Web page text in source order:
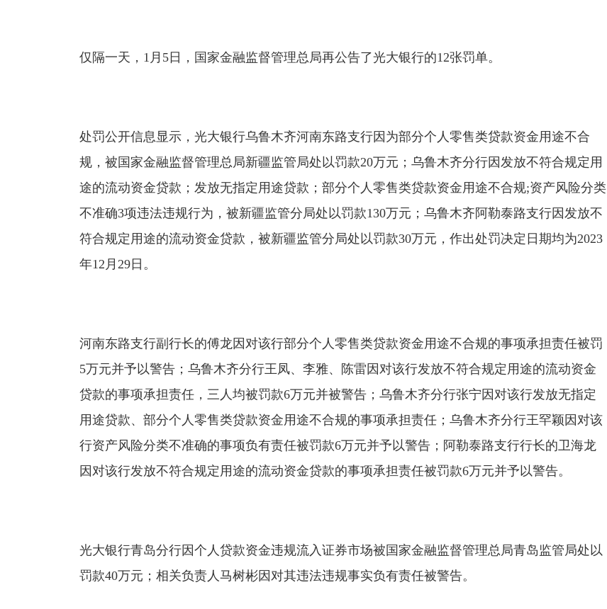
仅隔一天，1月5日，国家金融监督管理总局再公告了光大银行的12张罚单。
处罚公开信息显示，光大银行乌鲁木齐河南东路支行因为部分个人零售类贷款资金用途不合
规，被国家金融监督管理总局新疆监管局处以罚款20万元；乌鲁木齐分行因发放不符合规定用
途的流动资金贷款；发放无指定用途贷款；部分个人零售类贷款资金用途不合规;资产风险分类
不准确3项违法违规行为，被新疆监管分局处以罚款130万元；乌鲁木齐阿勒泰路支行因发放不
符合规定用途的流动资金贷款，被新疆监管分局处以罚款30万元，作出处罚决定日期均为2023
年12月29日。
河南东路支行副行长的傅龙因对该行部分个人零售类贷款资金用途不合规的事项承担责任被罚
5万元并予以警告；乌鲁木齐分行王凤、李雅、陈雷因对该行发放不符合规定用途的流动资金
贷款的事项承担责任，三人均被罚款6万元并被警告；乌鲁木齐分行张宁因对该行发放无指定
用途贷款、部分个人零售类贷款资金用途不合规的事项承担责任；乌鲁木齐分行王罕颖因对该
行资产风险分类不准确的事项负有责任被罚款6万元并予以警告；阿勒泰路支行行长的卫海龙
因对该行发放不符合规定用途的流动资金贷款的事项承担责任被罚款6万元并予以警告。
光大银行青岛分行因个人贷款资金违规流入证券市场被国家金融监督管理总局青岛监管局处以
罚款40万元；相关负责人马树彬因对其违法违规事实负有责任被警告。